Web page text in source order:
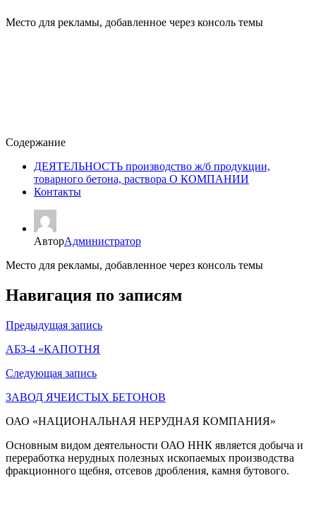
Место для рекламы, добавленное через консоль темы
Содержание
ДЕЯТЕЛЬНОСТЬ производство ж/б продукции,
товарного бетона, раствора О КОМПАНИИ
Контакты
АвторАдминистратор
Место для рекламы, добавленное через консоль темы
Навигация по записям
Предыдущая запись
АБЗ-4 «КАПОТНЯ
Следующая запись
ЗАВОД ЯЧЕИСТЫХ БЕТОНОВ
ОАО «НАЦИОНАЛЬНАЯ НЕРУДНАЯ КОМПАНИЯ»
Основным видом деятельности ОАО ННК является добыча и
переработка нерудных полезных ископаемых производства
фракционного щебня, отсевов дробления, камня бутового.